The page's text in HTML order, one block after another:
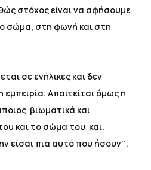
στόχος είναι να αφήσουμε
σώμα, στη φωνή και στη
σε ενήλικες και δεν
Απαιτείται όμως η
βιωματικά και
και το σώμα του και,
είσαι πια αυτό που ήσουν’’.